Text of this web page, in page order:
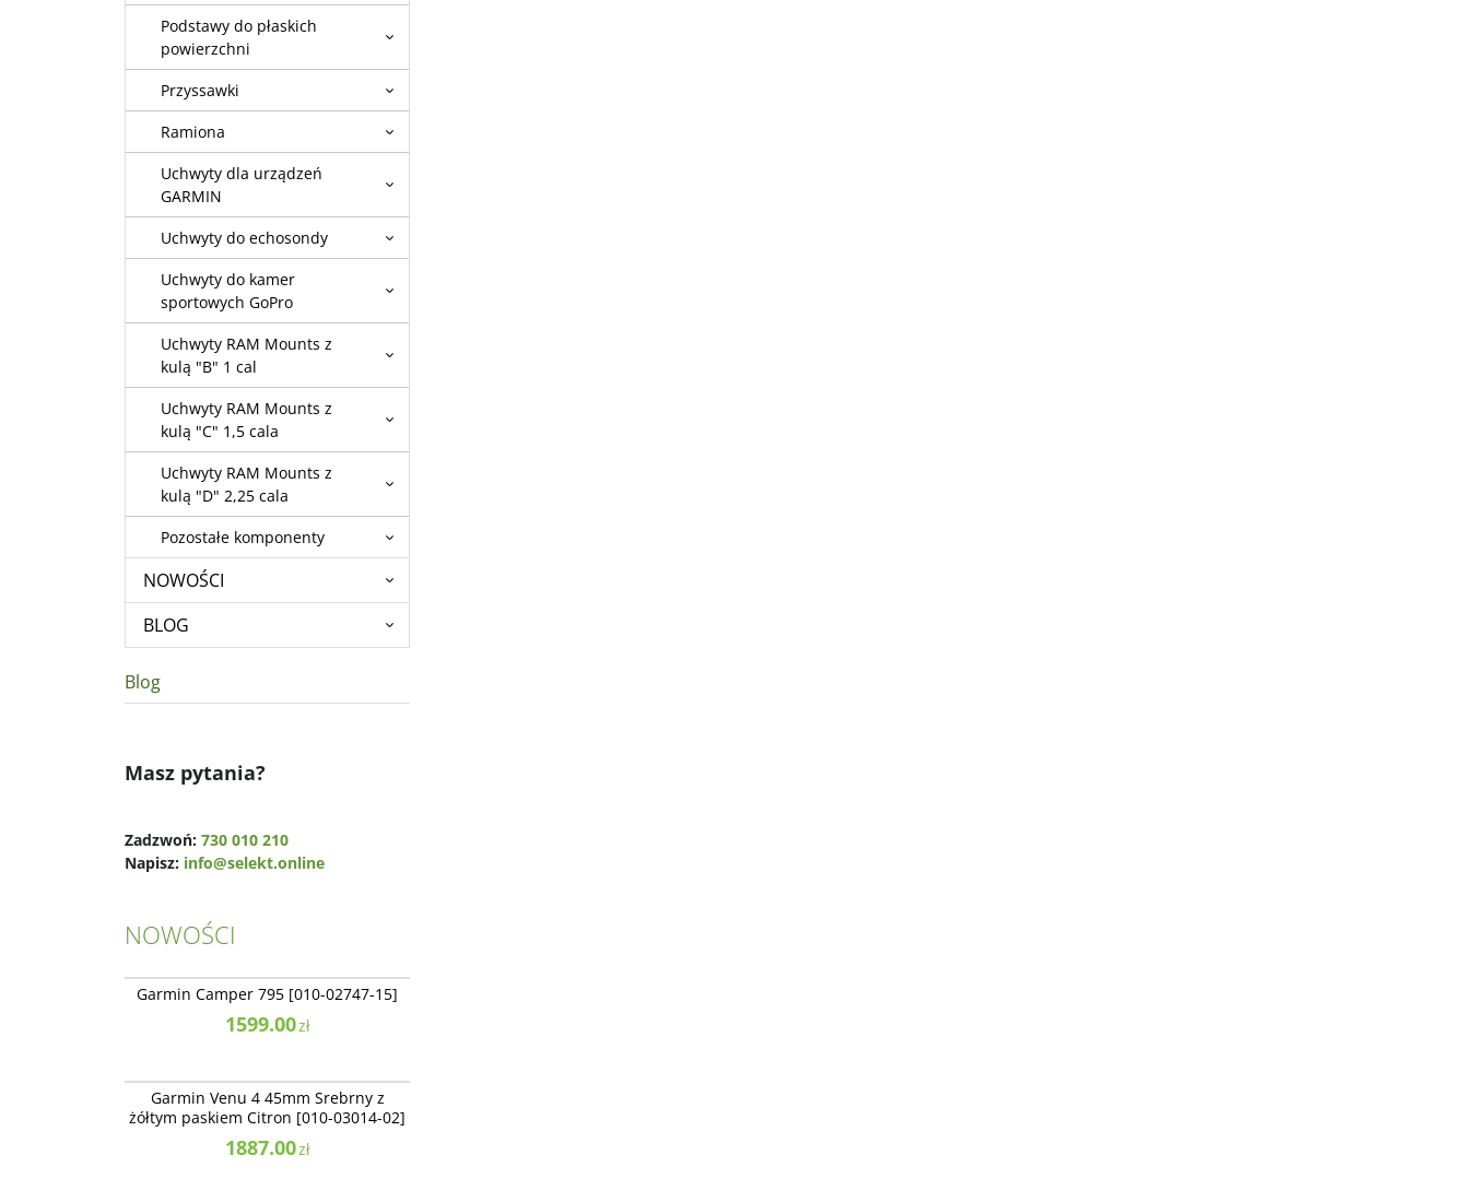
Podstawy do płaskich
powierzchni
Przyssawki
Ramiona
Uchwyty dla urządzeń
GARMIN
Uchwyty do echosondy
Uchwyty do kamer
sportowych GoPro
Uchwyty RAM Mounts z
kulą "B" 1 cal
Uchwyty RAM Mounts z
kulą "C" 1,5 cala
Uchwyty RAM Mounts z
kulą "D" 2,25 cala
Pozostałe komponenty
NOWOŚCI
BLOG
Blog
Masz pytania?
Zadzwoń: 730 010 210
Napisz: info@selekt.online
NOWOŚCI
NOWOŚĆ
Garmin Camper 795 [010-02747-15]
1599.00zł
NOWOŚĆ
Garmin Venu 4 45mm Srebrny z
żółtym paskiem Citron [010-03014-02]
1887.00zł